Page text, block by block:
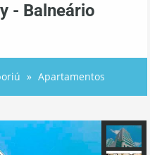
- Balneário
Apartamentos